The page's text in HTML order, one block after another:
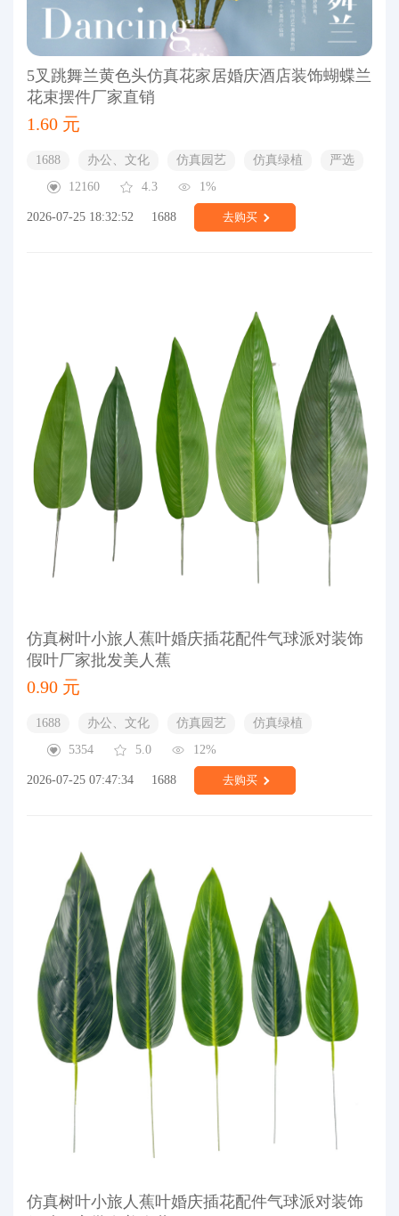
5叉跳舞兰黄色头仿真花家居婚庆酒店装饰蝴蝶兰
花束摆件厂家直销
1.60 元
1688 办公、文化 仿真园艺 仿真绿植
严选
12160
4.3 1%
2026-07-25 18:32:52 1688 去购买
仿真树叶小旅人蕉叶婚庆插花配件气球派对装饰
假叶厂家批发美人蕉
0.90 元
1688 办公、文化 仿真园艺
仿真绿植
5354
5.0 12%
2026-07-25 07:47:34 1688 去购买
仿真树叶小旅人蕉叶婚庆插花配件气球派对装饰